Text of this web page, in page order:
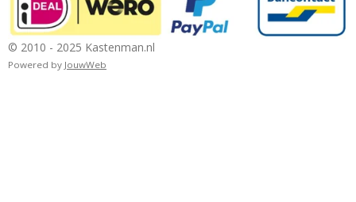
© 2010 - 2025 Kastenman.nl
Powered by JouwWeb